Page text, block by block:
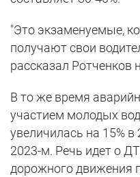
"Это экзаменуемые,
получают свои
рассказал Ротченков
В то же время
участием молодых
увеличилась на 15%
2023-м. Речь идет о
дорожного движения